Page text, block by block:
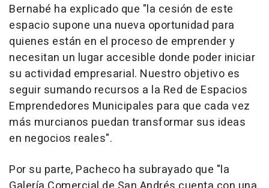
Bernabé ha explicado que "la cesión de este
espacio supone una nueva oportunidad para
quienes están en el proceso de emprender y
necesitan un lugar accesible donde poder iniciar
su actividad empresarial. Nuestro objetivo es
seguir sumando recursos a la Red de Espacios
Emprendedores Municipales para que cada vez
más murcianos puedan transformar sus ideas
en negocios reales".
Por su parte, Pacheco ha subrayado que "la